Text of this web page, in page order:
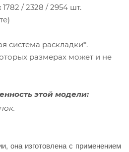
1782 / 2328 / 2954 шт.
система раскладки*.
размерах может и не
этой модели:
она изготовлена с применением